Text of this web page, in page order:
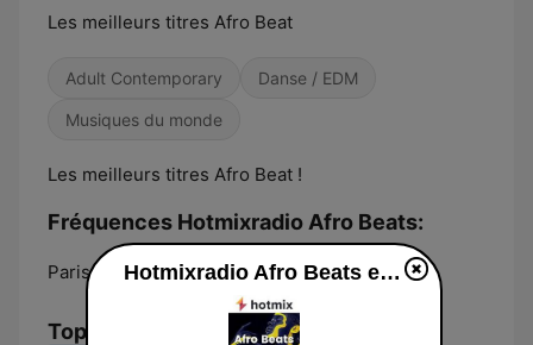
Les meilleurs titres Afro Beat
Adult Contemporary Danse / EDM
Musiques du monde
Les meilleurs titres Afro Beat !
Fréquences Hotmixradio Afro Beats:
Paris: Online
Top titres
Hotmixradio Afro Beats en ligne